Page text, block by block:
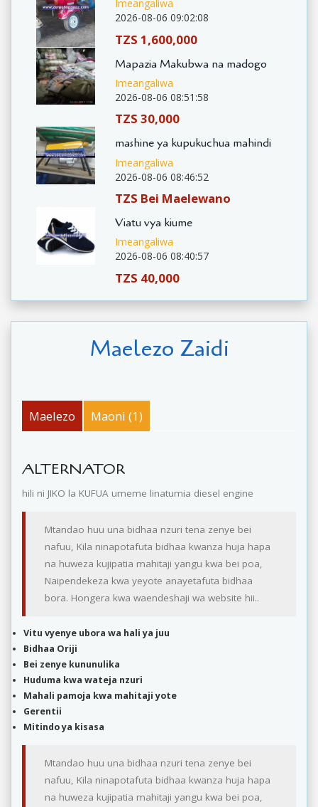
Imeangaliwa
2026-08-06 09:02:08
TZS 1,600,000
Mapazia Makubwa na madogo
Imeangaliwa
2026-08-06 08:51:58
TZS 30,000
mashine ya kupukuchua mahindi
Imeangaliwa
2026-08-06 08:46:52
TZS Bei Maelewano
Viatu vya kiume
Imeangaliwa
2026-08-06 08:40:57
TZS 40,000
Maelezo Zaidi
Maelezo Maoni (1)
ALTERNATOR
hili ni JIKO la KUFUA umeme linatumia diesel engine
Mtandao huu una bidhaa nzuri tena zenye bei
nafuu, Kila ninapotafuta bidhaa kwanza huja hapa
na huweza kujipatia mahitaji yangu kwa bei poa,
Naipendekeza kwa yeyote anayetafuta bidhaa
bora. Hongera kwa waendeshaji wa website hii..
Vitu vyenye ubora wa hali ya juu
Bidhaa Oriji
Bei zenye kununulika
Huduma kwa wateja nzuri
Mahali pamoja kwa mahitaji yote
Gerentii
Mitindo ya kisasa
Mtandao huu una bidhaa nzuri tena zenye bei
nafuu, Kila ninapotafuta bidhaa kwanza huja hapa
na huweza kujipatia mahitaji yangu kwa bei poa,